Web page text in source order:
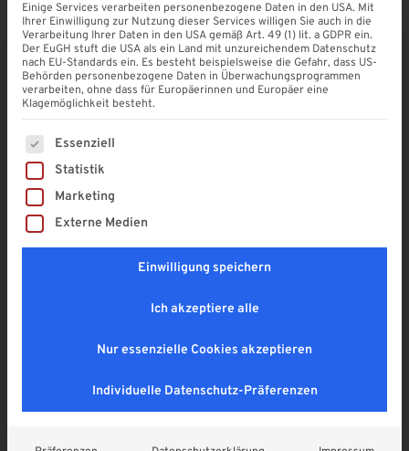
VSG Glas 10 mm | LEICHTGRAU
| Stopsol Susi
Sonnenschutzglas
4,9
189,00€
Enthält 19% MwSt. DE
zzgl.
Versand
Lieferzeit: ca. 6 - 8 Wochen
SOMMER RABATT! (mur am 08. & 09.08.2026
gewünschter Zuschnitt bis 850 mm Breite und
Einige Services verarbeiten personenbezogene Daten in den USA. Mit
Ihrer Einwilligung zur Nutzung dieser Services willigen Sie auch in die
Verarbeitung Ihrer Daten in den USA gemäß Art. 49 (1) lit. a GDPR ein.
Der EuGH stuft die USA als ein Land mit unzureichendem Datenschutz
nach EU-Standards ein. Es besteht beispielsweise die Gefahr, dass US-
Behörden personenbezogene Daten in Überwachungsprogrammen
verarbeiten, ohne dass für Europäerinnen und Europäer eine
Klagemöglichkeit besteht.
Es folgt eine Liste der Service-Gruppen, für die eine
Essenziell
Statistik
Marketing
Externe Medien
Einwilligung speichern
Ich akzeptiere alle
Nur essenzielle Cookies akzeptieren
Individuelle Datenschutz-Präferenzen